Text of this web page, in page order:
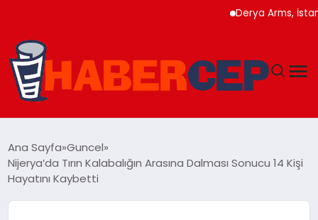
Derya Arms,
GÜNDEM
Ana Sayfa Guncel
Nijerya’da Tırın Kalabalığın Arasına Dalması Sonucu 14 Kişi
Hayatını Kaybetti